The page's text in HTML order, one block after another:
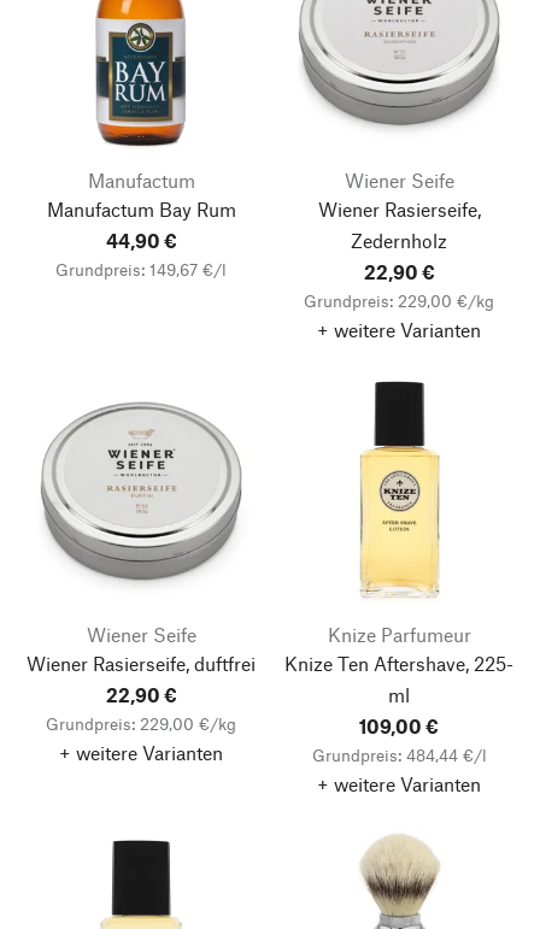
Manufactum
Manufactum Bay Rum
44,90 €
Grundpreis: 149,67 €/l
Wiener Seife
Wiener Rasierseife,
Zedernholz
22,90 €
Grundpreis: 229,00 €/kg
+ weitere Varianten
Wiener Seife
Wiener Rasierseife, duftfrei
22,90 €
Grundpreis: 229,00 €/kg
+ weitere Varianten
Knize Parfumeur
Knize Ten Aftershave, 225-
ml
109,00 €
Grundpreis: 484,44 €/l
+ weitere Varianten